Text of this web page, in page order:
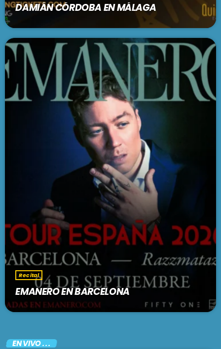
DAMIÁN CÓRDOBA EN MÁLAGA
Recital
EMANERO EN BARCELONA
EN VIVO . . .